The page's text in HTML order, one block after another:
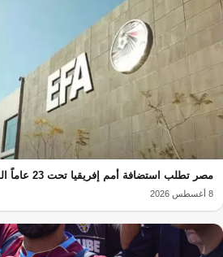
مصر تطلب استضافة أمم إفريقيا تحت 23 عاماً المؤهلة للأولمبياد
8 أغسطس 2026